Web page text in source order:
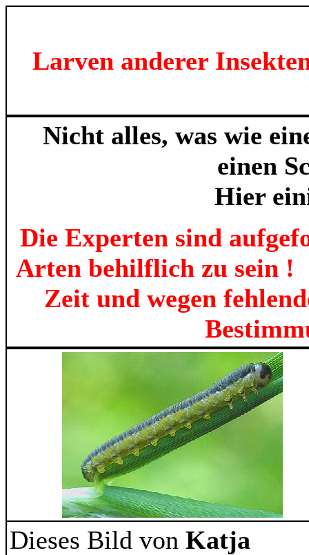
Larven anderer
Nicht alles, was wie
einen
Hier
Die Experten sind
Arten behilflich zu sein !
Zeit und wegen
Dieses Bild von Katja